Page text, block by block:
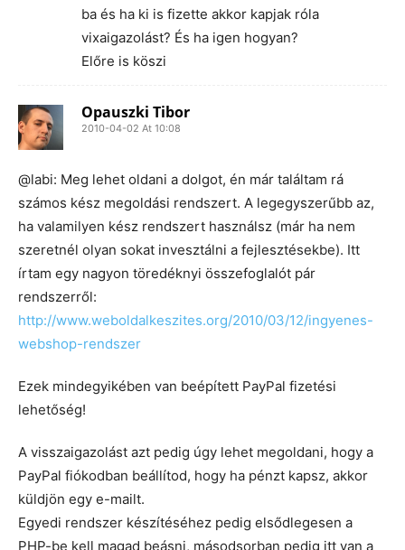
ba és ha ki is fizette akkor kapjak róla
vixaigazolást? És ha igen hogyan?
Előre is köszi
Opauszki Tibor
2010-04-02 At 10:08
@labi: Meg lehet oldani a dolgot, én már találtam rá
számos kész megoldási rendszert. A legegyszerűbb az,
ha valamilyen kész rendszert használsz (már ha nem
szeretnél olyan sokat invesztálni a fejlesztésekbe). Itt
írtam egy nagyon töredéknyi összefoglalót pár
rendszerről:
http://www.weboldalkeszites.org/2010/03/12/ingyenes-
webshop-rendszer
Ezek mindegyikében van beépített PayPal fizetési
lehetőség!
A visszaigazolást azt pedig úgy lehet megoldani, hogy a
PayPal fiókodban beállítod, hogy ha pénzt kapsz, akkor
küldjön egy e-mailt.
Egyedi rendszer készítéséhez pedig elsődlegesen a
PHP-be kell magad beásni, másodsorban pedig itt van a